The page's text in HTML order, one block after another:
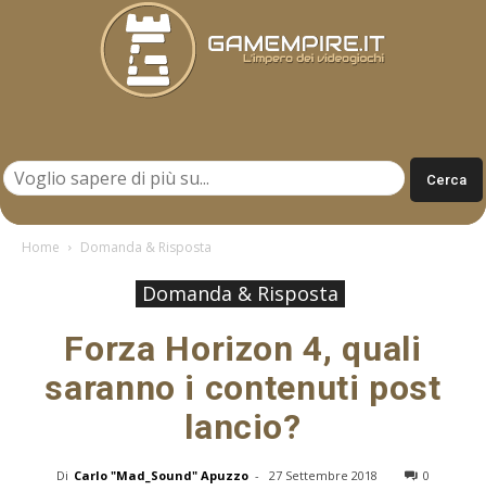
Home Domanda & Risposta
Domanda & Risposta
Forza Horizon 4, quali
saranno i contenuti post
lancio?
Di Carlo "Mad_Sound" Apuzzo - 27 Settembre 2018 0